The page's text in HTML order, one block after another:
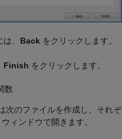
、 Back をクリックします。
Finish をクリックします。
数
次のファイルを作成し、それぞ
ィンドウで開きます。